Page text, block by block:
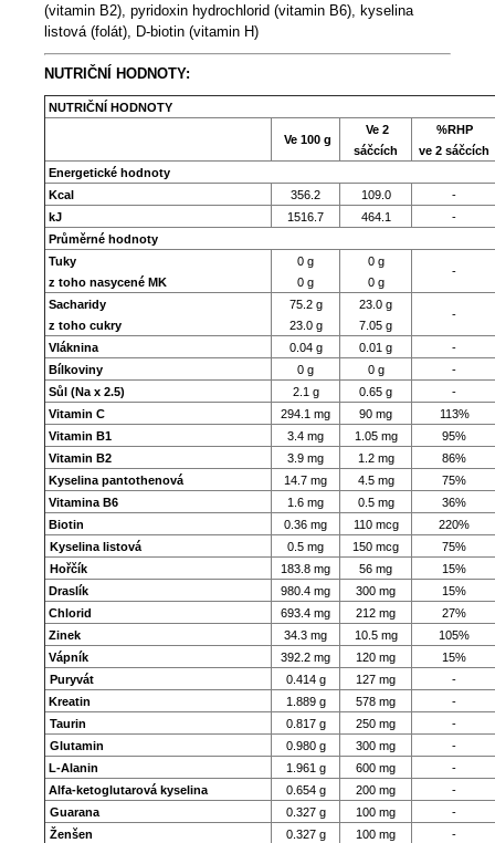
(vitamin B2), pyridoxin hydrochlorid (vitamin B6), kyselina
listová (folát), D-biotin (vitamin H)
NUTRIČNÍ HODNOTY:
NUTRIČNÍ HODNOTY
Ve 100 g
Ve 2
sáčcích
%RHP
ve 2 sáčcích
Energetické hodnoty
Kcal
356.2 109.0
-
kJ
1516.7 464.1
-
Průměrné hodnoty
Tuky
z toho nasycené MK
0 g
0 g
0 g
0 g
-
Sacharidy
z toho cukry
75.2 g
23.0 g
23.0 g
7.05 g
-
Vláknina 0.04 g 0.01 g
-
Bílkoviny
0 g 0 g
-
Sůl (Na x 2.5)
2.1 g 0.65 g
-
Vitamin C
294.1 mg 90 mg
113%
Vitamin B1 3.4 mg 1.05 mg
95%
Vitamin B2
3.9 mg 1.2 mg
86%
Kyselina pantothenová
14.7 mg 4.5 mg
75%
Vitamina B6
1.6 mg 0.5 mg
36%
Biotin
0.36 mg 110 mcg
220%
Kyselina listová
0.5 mg 150 mcg
75%
Hořčík
183.8 mg 56 mg
15%
Draslík
980.4 mg 300 mg
15%
Chlorid
693.4 mg 212 mg
27%
Zinek
34.3 mg 10.5 mg
105%
Vápník
392.2 mg 120 mg
15%
Puryvát
0.414 g 127 mg
-
Kreatin
1.889 g 578 mg
-
Taurin
0.817 g 250 mg
-
Glutamin
0.980 g 300 mg
-
L-Alanin
1.961 g 600 mg
-
Alfa-ketoglutarová kyselina
0.654 g 200 mg
-
Guarana
0.327 g 100 mg
-
Ženšen
0.327 g 100 mg
-